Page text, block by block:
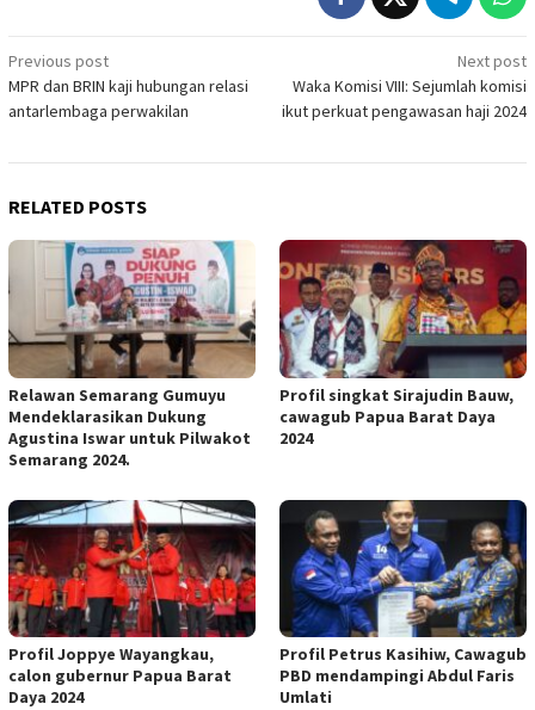
Post
navigation
Previous post
MPR dan BRIN kaji hubungan relasi
antarlembaga perwakilan
Next post
Waka Komisi VIII: Sejumlah komisi
ikut perkuat pengawasan haji 2024
RELATED POSTS
Relawan Semarang Gumuyu
Mendeklarasikan Dukung
Agustina Iswar untuk Pilwakot
Semarang 2024.
Profil singkat Sirajudin Bauw,
cawagub Papua Barat Daya
2024
Profil Joppye Wayangkau,
calon gubernur Papua Barat
Daya 2024
Profil Petrus Kasihiw, Cawagub
PBD mendampingi Abdul Faris
Umlati